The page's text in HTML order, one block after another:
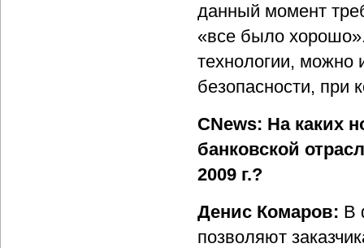
данный момент
«все было
технологии, можно
безопасности, при
CNews: На каких
банковской
2009 г.?
Денис Комаров: В
позволяют